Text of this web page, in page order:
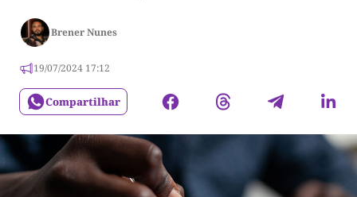
Brener Nunes
19/07/2024 17:12
Compartilhar